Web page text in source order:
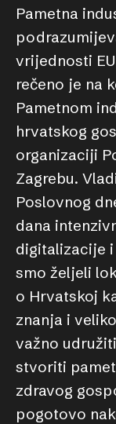
Pametna
vrijednosti
rečeno je na
Pametnom
hrvatskog
organizaciji
Zagrebu.
Poslovnog
dana
digitalizacije
smo željeli
o Hrvatskoj
znanja i
važno
stvoriti
zdravog
pogotovo